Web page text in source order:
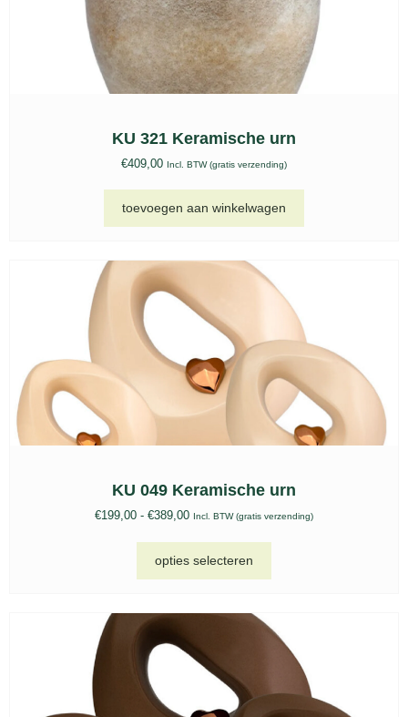
KU 321 Keramische urn
€409,00 Incl. BTW (gratis verzending)
toevoegen aan winkelwagen
KU 049 Keramische urn
€199,00 - €389,00 Incl. BTW (gratis verzending)
opties selecteren